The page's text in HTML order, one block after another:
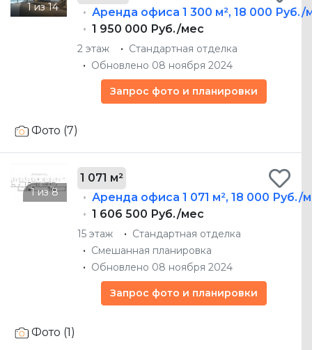
Аренда офиса 1 300 м², 18 000 Руб./
1 950 000 Руб./мес
2 этаж
Стандартная отделка
Обновлено 08 ноября 2024
Запрос фото и планировки
Фото (7)
1 071 м²
Аренда офиса 1 071 м², 18 000 Руб./
1 606 500 Руб./мес
15 этаж
Стандартная отделка
Смешанная планировка
Обновлено 08 ноября 2024
Запрос фото и планировки
Фото (1)